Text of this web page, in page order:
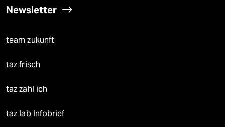
Newsletter
team zukunft
taz frisch
taz zahl ich
taz lab Infobrief